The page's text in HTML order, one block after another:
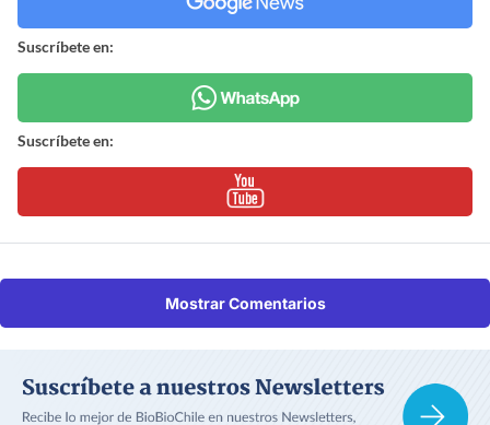
Suscríbete en:
Suscríbete en:
Mostrar Comentarios